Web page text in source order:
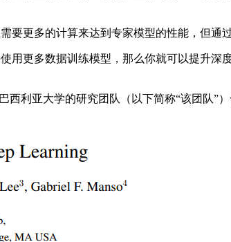
更多的计算来达到专家模型的性能，但通
更多数据训练模型，那么你就可以提升深
亚大学的研究团队（以下简称“该团队”